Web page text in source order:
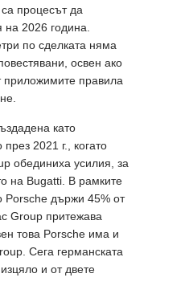
процесът да
2026 година.
по сделката няма
освен ако
приложимите правила
като
2021 г., когато
обединиха усилия, за
на Bugatti. В рамките
Porsche държи 45% от
Group притежава
това Porsche има и
Сега германската
и от двете